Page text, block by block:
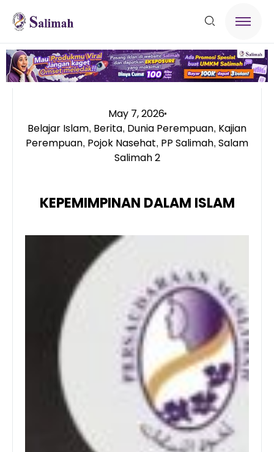
May 7, 2026
Belajar Islam, Berita, Dunia Perempuan, Kajian
Perempuan, Pojok Nasehat, PP Salimah, Salam
Salimah 2
KEPEMIMPINAN DALAM ISLAM